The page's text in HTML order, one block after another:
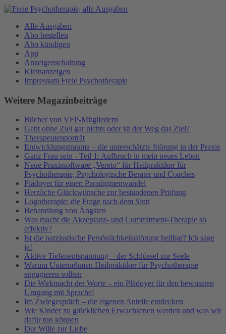
Alle Ausgaben
Abo bestellen
Abo kündigen
App
Anzeigenschaltung
Kleinanzeigen
Impressum Freie Psychotherapie
Weitere Magazinbeiträge
Bücher von VFP-Mitgliedern
Geht ohne Ziel gar nichts oder ist der Weg das Ziel?
Therapeutenporträt
Entwicklungstrauma – die unterschätzte Störung in der Praxis
Ganz Frau sein - Teil 1: Aufbruch in mein neues Leben
Neue Praxissoftware „Vereto“ für Heilpraktiker für
Psychotherapie, Psychologische Berater und Coaches
Plädoyer für einen Paradigmenwandel
Herzliche Glückwünsche zur bestandenen Prüfung
Logotherapie: die Frage nach dem Sinn
Behandlung von Ängsten
Was macht die Akzeptanz- und Commitment-Therapie so
effektiv?
Ist die narzisstische Persönlichkeitsstörung heilbar? Ich sage
ja!
Aktive Tiefenentspannung – der Schlüssel zur Seele
Warum Unternehmen Heilpraktiker für Psychotherapie
engagieren sollten
Die Wirkmacht der Worte – ein Plädoyer für den bewussten
Umgang mit Sprache!
Im Zwiegespräch – die eigenen Anteile entdecken
Wie Kinder zu glücklichen Erwachsenen werden und was wir
dafür tun können
Der Wille zur Liebe